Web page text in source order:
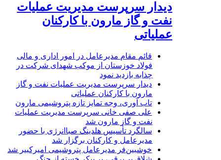
دیدار سرپرست مدیریت عملیات
نفت و گاز مارون با کارکنان
عملیاتی
قائم مقام مدیرعامل در امور اداری و مالی
فولاد خوزستان از موکب شهدای شرکت در
چذابه بازدید نمود
دیدار سرپرست مدیریت عملیات نفت و گاز
مارون با کارکنان عملیاتی
تاب آوری، وجه تمایز تازه پتروشیمی مارون
علی صفی خانی سرپرست مدیریت عملیات
نفت و گاز مارون شد
سالگرد تأسیس هلدینگ صباانرژی با حضور
مدیرعامل و کارکنان برگزار شد
خوشبین‌فر مدیرعامل پتروشیمی امیرکبیر شد